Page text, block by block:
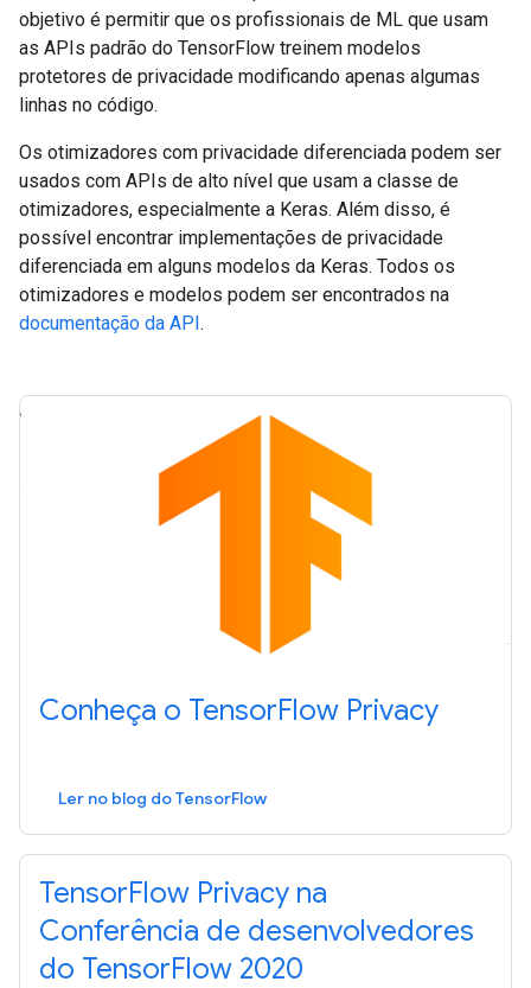
objetivo é permitir que os profissionais de ML que usam
as APIs padrão do TensorFlow treinem modelos
protetores de privacidade modificando apenas algumas
linhas no código.
Os otimizadores com privacidade diferenciada podem ser
usados com APIs de alto nível que usam a classe de
otimizadores, especialmente a Keras. Além disso, é
possível encontrar implementações de privacidade
diferenciada em alguns modelos da Keras. Todos os
otimizadores e modelos podem ser encontrados na
documentação da API.
Conheça o TensorFlow Privacy
Ler no blog do TensorFlow
TensorFlow Privacy na
Conferência de desenvolvedores
do TensorFlow 2020